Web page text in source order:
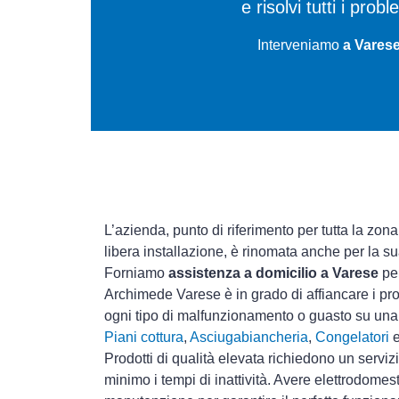
e risolvi tutti i
Interveniamo a
L’azienda, punto di riferimento per tutta la
libera installazione, è rinomata anche per la
Forniamo assistenza a domicilio a Varese
Archimede Varese è in grado di affiancare i
ogni tipo di malfunzionamento o guasto su
Piani cottura, Asciugabiancheria, Congelatori
Prodotti di qualità elevata richiedono un
minimo i tempi di inattività. Avere